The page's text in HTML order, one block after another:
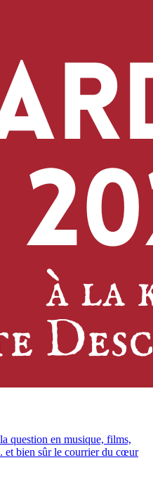
question en musique, films,
et bien sûr le courrier du cœur